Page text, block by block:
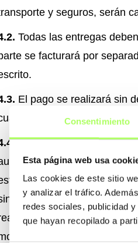
Consentimiento
Esta página web usa
Las cookies de este sitio
y analizar el tráfico.
redes sociales, publicidad
que hayan recopilado a
y seguros, serán
Todas las entregas
se facturará por
El pago se realizará sin
motivo.
En caso de pago tardío,
a
obligado a pagar los
perjuicio del derecho de
por el Cliente se
principal adeudado.